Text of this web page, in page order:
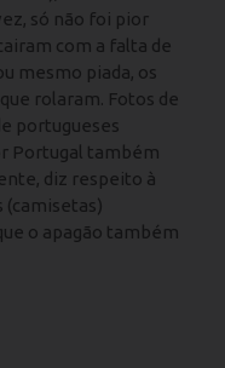
só não foi pior
com a falta de
mesmo piada, os
rolaram. Fotos de
portugueses
Portugal também
diz respeito à
(camisetas)
o apagão também